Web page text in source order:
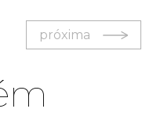
próxima